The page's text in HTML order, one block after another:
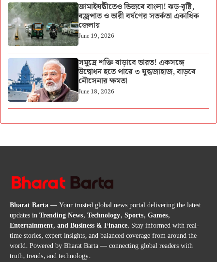
জামাইষষ্ঠীতেও ভিজবে বাংলা! ঝড়-বৃষ্টি,
বজ্রপাত ও ভারী বর্ষণের সতর্কতা একাধিক
জেলায়
June 19, 2026
সমুদ্রে শক্তি বাড়াবে ভারত! একসঙ্গে
উদ্বোধন হতে পারে ৩ যুদ্ধজাহাজ, বাড়বে
নৌসেনার ক্ষমতা
June 18, 2026
Bharat Barta— Your trusted global news portal delivering the latest
updates inTrending News, Technology, Sports, Games,
Entertainment, and Business & Finance. Stay informed with real-
time stories, expert insights, and balanced coverage from around the
world. Powered by Bharat Barta — connecting global readers with
truth, trends, and technology.